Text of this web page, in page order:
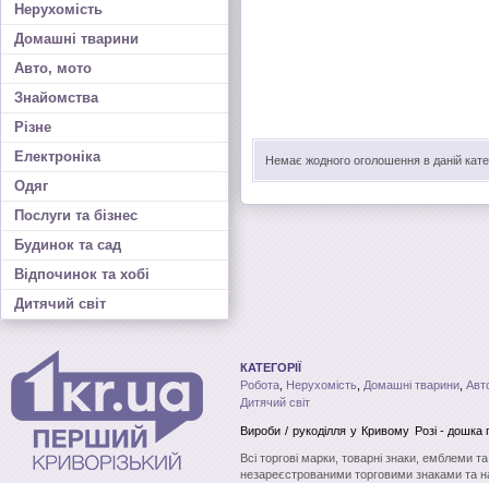
Нерухомість
Домашні тварини
Авто, мото
Знайомства
Різне
Електроніка
Одяг
Послуги та бізнес
Будинок та сад
Відпочинок та хобі
Дитячий світ
Немає жодного оголошення в даній
КАТЕГОРІЇ
Робота Нерухомість Домашні тварини
Дитячий світ
Вироби / рукоділля у Кривому Розі- дошка
Всі торгові марки, товарні знаки, емблеми
незареєстрованими торговими знаками та